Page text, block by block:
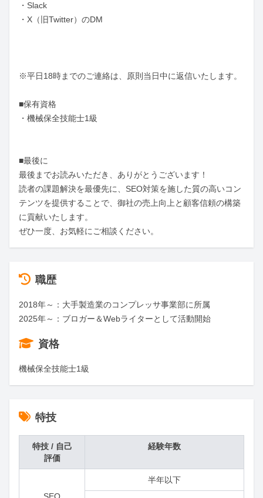
・Slack
・X（旧Twitter）のDM
※平日18時までのご連絡は、原則当日中に返信いたします。
■保有資格
・機械保全技能士1級
■最後に
最後までお読みいただき、ありがとうございます！
読者の課題解決を最優先に、SEO対策を施した質の高いコン
テンツを提供することで、御社の売上向上と顧客信頼の構築
に貢献いたします。
ぜひ一度、お気軽にご相談ください。
職歴
2018年～：大手製造業のコンプレッサ事業部に所属
2025年～：ブロガー＆Webライターとして活動開始
資格
機械保全技能士1級
特技
特技 / 自己
評価
経験年数
半年以下